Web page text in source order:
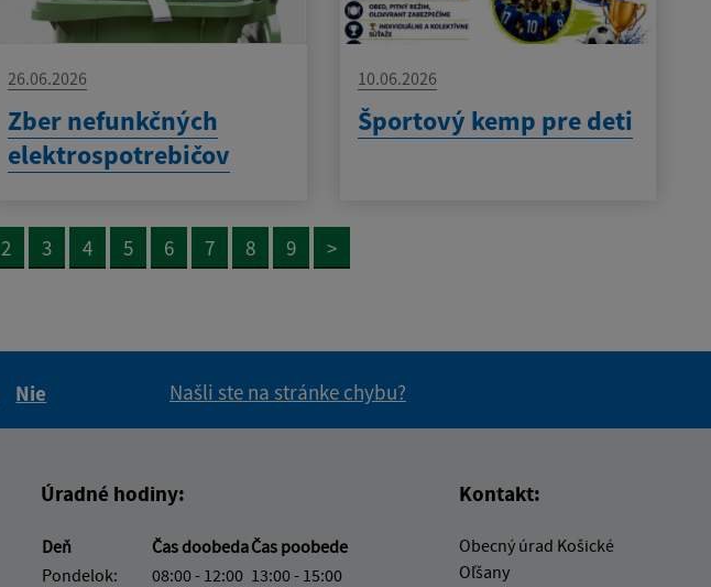
26.06.2026
Zber nefunkčných
elektrospotrebičov
10.06.2026
Športový kemp pre deti
2 3 4 5 6 7 8 9 >
Nie
Našli ste na stránke chybu?
Úradné hodiny:
Deň Čas doobedaČas poobede
Pondelok:
08:00 - 12:00 13:00 - 15:00
Kontakt:
Obecný úrad Košické
Oľšany